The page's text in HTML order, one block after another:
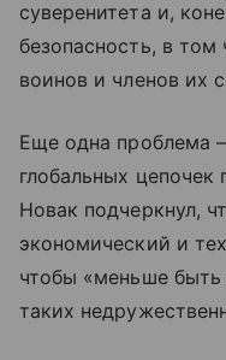
суверенитета и,
безопасность, в
воинов и членов их
Еще одна проблема
глобальных цепочек
Новак подчеркнул,
экономический и
чтобы «меньше
таких